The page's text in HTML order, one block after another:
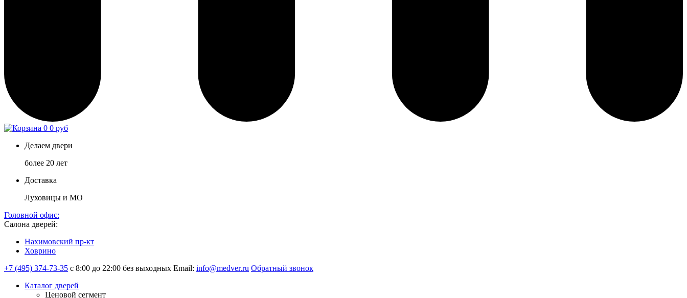
0 0 руб
Делаем двери
более 20 лет
Доставка
Луховицы и МО
Головной офис:
Салона дверей:
Нахимовский пр-кт
Ховрино
+7 (495) 374-73-35 с 8:00 до 22:00 без выходных Email: info@medver.ru Обратный звонок
Каталог дверей
Ценовой сегмент